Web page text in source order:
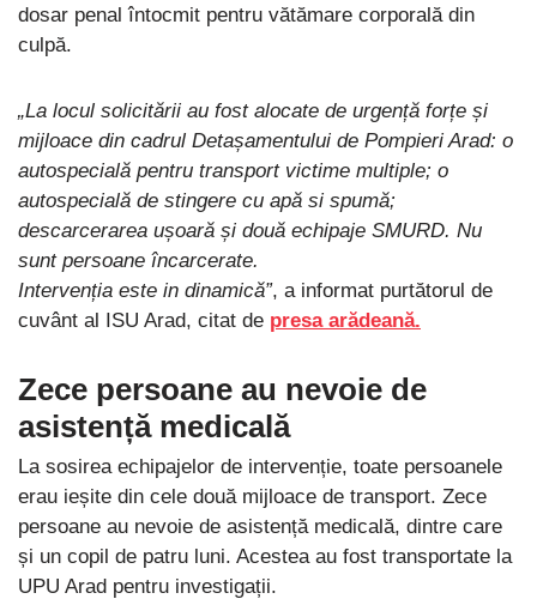
dosar penal întocmit pentru vătămare corporală din
culpă.
„La locul solicitării au fost alocate de urgență forțe și
mijloace din cadrul Detașamentului de Pompieri Arad: o
autospecială pentru transport victime multiple; o
autospecială de stingere cu apă si spumă;
descarcerarea ușoară și două echipaje SMURD. Nu
sunt persoane încarcerate.
Intervenția este in dinamică”, a informat purtătorul de
cuvânt al ISU Arad, citat de presa arădeană.
Zece persoane au nevoie de
asistență medicală
La sosirea echipajelor de intervenție, toate persoanele
erau ieșite din cele două mijloace de transport. Zece
persoane au nevoie de asistență medicală, dintre care
și un copil de patru luni. Acestea au fost transportate la
UPU Arad pentru investigații.